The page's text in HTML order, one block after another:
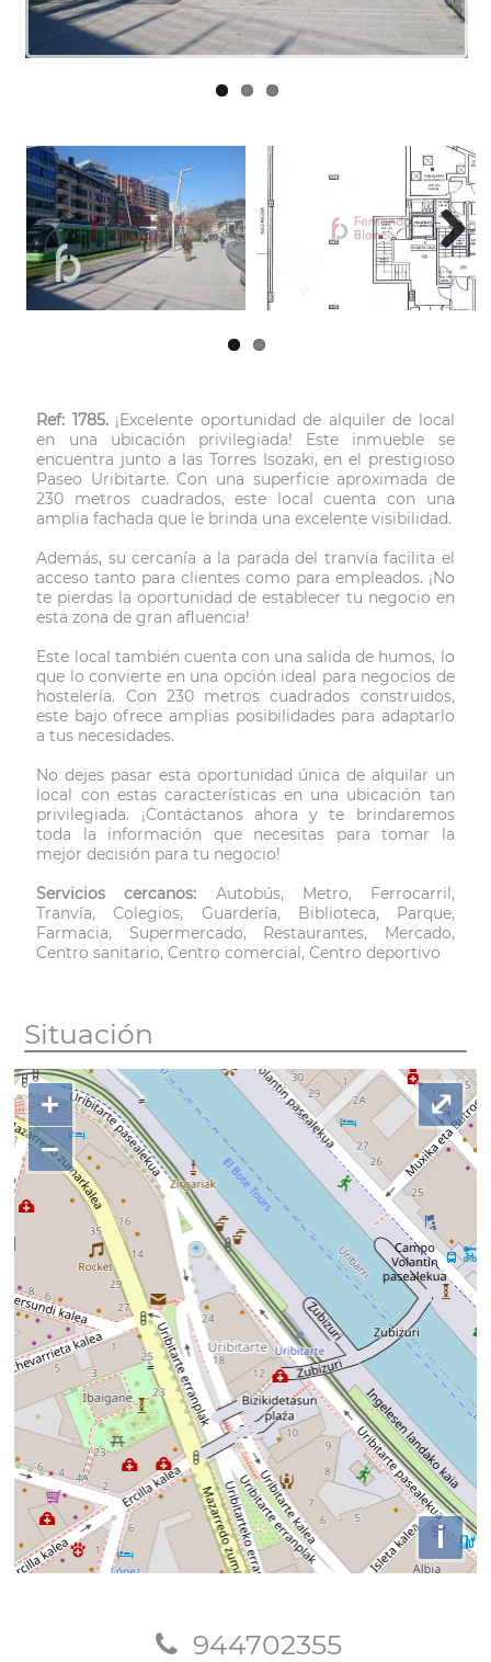
Next
Ref: 1785.¡Excelente oportunidad de alquiler de local
en una ubicación privilegiada! Este inmueble se
encuentra junto a las Torres Isozaki, en el prestigioso
Paseo Uribitarte. Con una superficie aproximada de
230 metros cuadrados, este local cuenta con una
amplia fachada que le brinda una excelente visibilidad.
Además, su cercanía a la parada del tranvía facilita el
acceso tanto para clientes como para empleados. ¡No
te pierdas la oportunidad de establecer tu negocio en
esta zona de gran afluencia!
Este local también cuenta con una salida de humos, lo
que lo convierte en una opción ideal para negocios de
hostelería. Con 230 metros cuadrados construidos,
este bajo ofrece amplias posibilidades para adaptarlo
a tus necesidades.
No dejes pasar esta oportunidad única de alquilar un
local con estas características en una ubicación tan
privilegiada. ¡Contáctanos ahora y te brindaremos
toda la información que necesitas para tomar la
mejor decisión para tu negocio!
Servicios cercanos: Autobús, Metro, Ferrocarril,
Tranvía, Colegios, Guardería, Biblioteca, Parque,
Farmacia, Supermercado, Restaurantes, Mercado,
Centro sanitario, Centro comercial, Centro deportivo
Situación
+
−
i
⤢
944702355